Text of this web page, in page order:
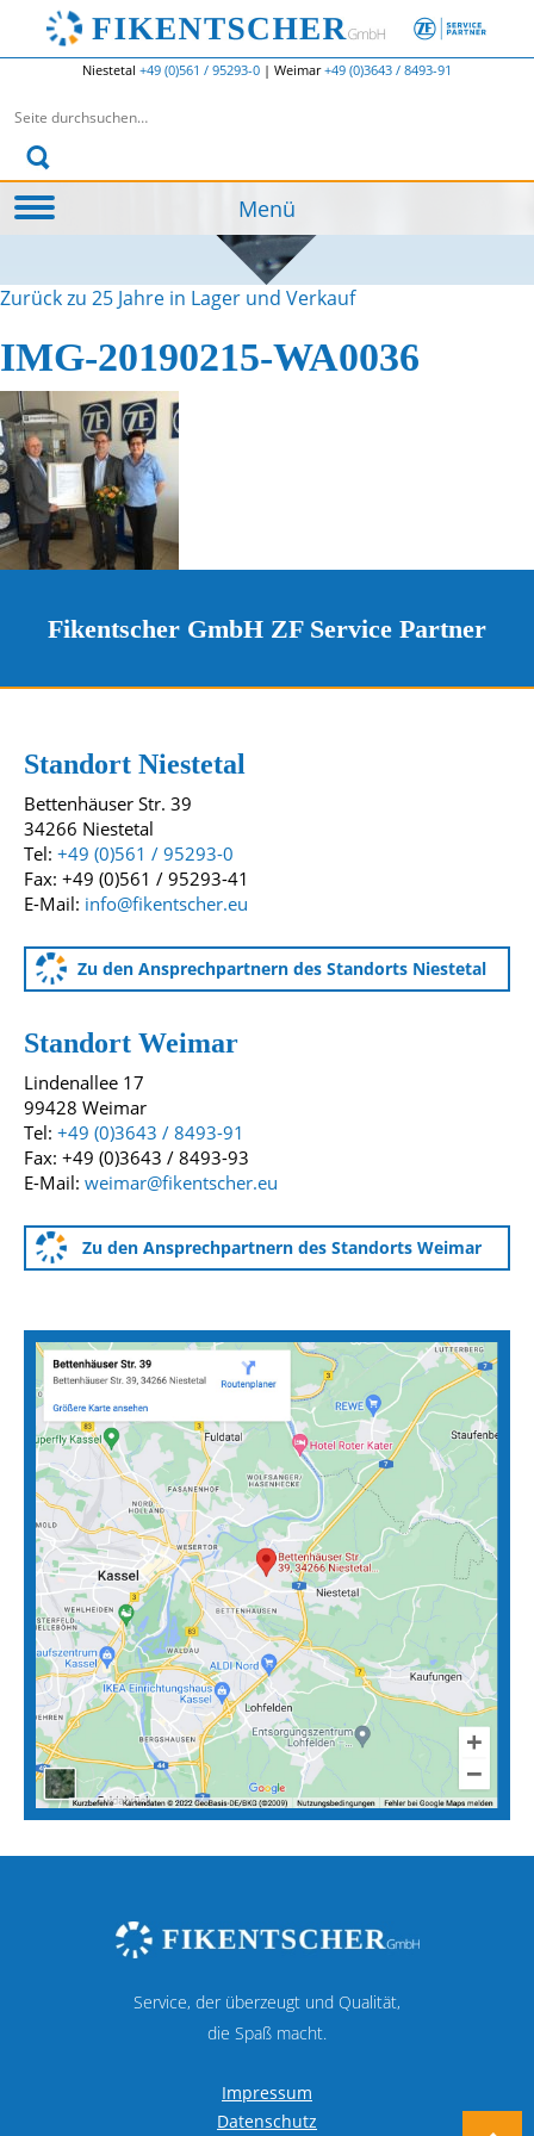
Niestetal +49 (0)561 / 95293-0 | Weimar+49 (0)3643 / 8493-91
Suchen nach:
Menü
Zurück zu 25 Jahre in Lager und Verkauf
IMG-20190215-WA0036
Fikentscher GmbH ZF Service Partner
Standort Niestetal
Bettenhäuser Str. 39
34266 Niestetal
Tel: +49 (0)561 / 95293-0
Fax: +49 (0)561 / 95293-41
E-Mail: info@fikentscher.eu
Zu den Ansprechpartnern des Standorts Niestetal
Standort Weimar
Lindenallee 17
99428 Weimar
Tel: +49 (0)3643 / 8493-91
Fax: +49 (0)3643 / 8493-93
E-Mail: weimar@fikentscher.eu
Zu den Ansprechpartnern des Standorts Weimar
Anfahrtskarten zu unseren Standorten
Service, der überzeugt und Qualität,
die Spaß macht.
Impressum
Datenschutz